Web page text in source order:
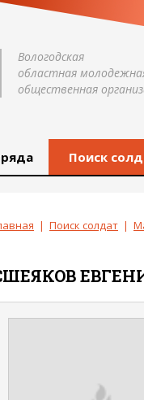
Вологодская
областная
общественная
Поиск
| Поиск солдат |